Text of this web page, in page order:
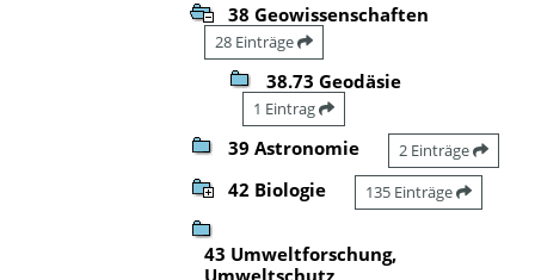
38 Geowissenschaften
28 Einträge
38.73 Geodäsie
1 Eintrag
39 Astronomie 2 Einträge
42 Biologie 135 Einträge
43 Umweltforschung,
Umweltschutz